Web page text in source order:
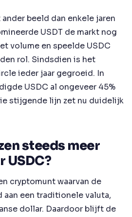
beeld dan enkele jaren
USDT de markt nog
volume en speelde USDC
rol. Sindsdien is het
ieder jaar gegroeid. In
USDC al ongeveer 45%
stijgende lijn zet nu duidelijk
steeds meer
cryptomunt waarvan de
aan een traditionele valuta,
dollar. Daardoor blijft de